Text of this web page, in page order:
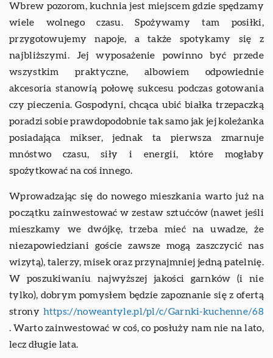
Wbrew pozorom, kuchnia jest miejscem gdzie spędzamy
wiele wolnego czasu. Spożywamy tam posiłki,
przygotowujemy napoje, a także spotykamy się z
najbliższymi. Jej wyposażenie powinno być przede
wszystkim praktyczne, albowiem odpowiednie
akcesoria stanowią połowę sukcesu podczas gotowania
czy pieczenia. Gospodyni, chcąca ubić białka trzepaczką
poradzi sobie prawdopodobnie tak samo jak jej koleżanka
posiadająca mikser, jednak ta pierwsza zmarnuje
mnóstwo czasu, siły i energii, które mogłaby
spożytkować na coś innego.
Wprowadzając się do nowego mieszkania warto już na
początku zainwestować w zestaw sztućców (nawet jeśli
mieszkamy we dwójkę, trzeba mieć na uwadze, że
niezapowiedziani goście zawsze mogą zaszczycić nas
wizytą), talerzy, misek oraz przynajmniej jedną patelnię.
W poszukiwaniu najwyższej jakości garnków (i nie
tylko), dobrym pomysłem będzie zapoznanie się z ofertą
strony https://noweantyle.pl/pl/c/Garnki-kuchenne/68
. Warto zainwestować w coś, co posłuży nam nie na lato,
lecz długie lata.